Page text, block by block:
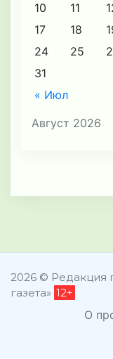
Август 2026
« Июл
10
11
17
18
24
25
31
2026 © Редакция
газета» 12+
О